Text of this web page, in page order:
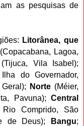
as pesquisas de
Litorânea, que
(Copacabana, Lagoa,
(Tijuca, Vila Isabel);
do Governador,
Norte (Méier,
Pavuna); Central
Rio Comprido, São
de Deus); Bangu;